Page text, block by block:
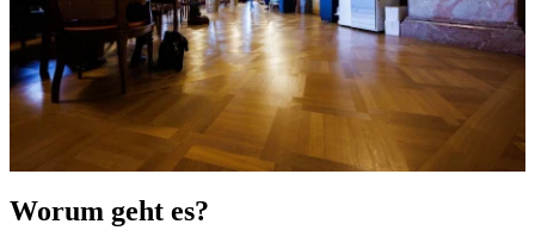
Worum geht es?